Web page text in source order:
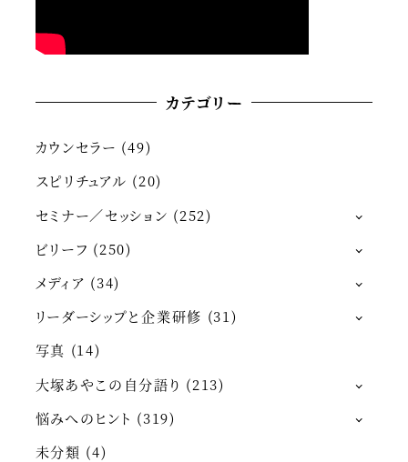
カテゴリー
カウンセラー (49)
スピリチュアル (20)
セミナー／セッション (252)
ビリーフ (250)
メディア (34)
リーダーシップと企業研修 (31)
写真 (14)
大塚あやこの自分語り (213)
悩みへのヒント (319)
未分類 (4)